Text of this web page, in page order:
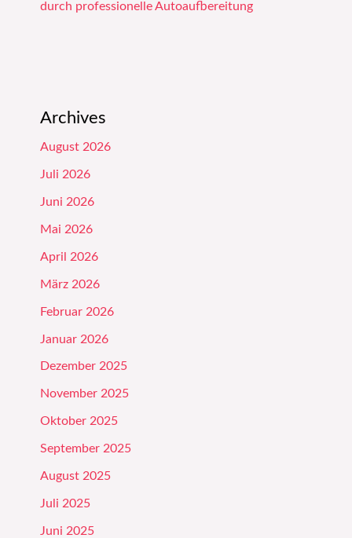
durch professionelle Autoaufbereitung
Archives
August 2026
Juli 2026
Juni 2026
Mai 2026
April 2026
März 2026
Februar 2026
Januar 2026
Dezember 2025
November 2025
Oktober 2025
September 2025
August 2025
Juli 2025
Juni 2025